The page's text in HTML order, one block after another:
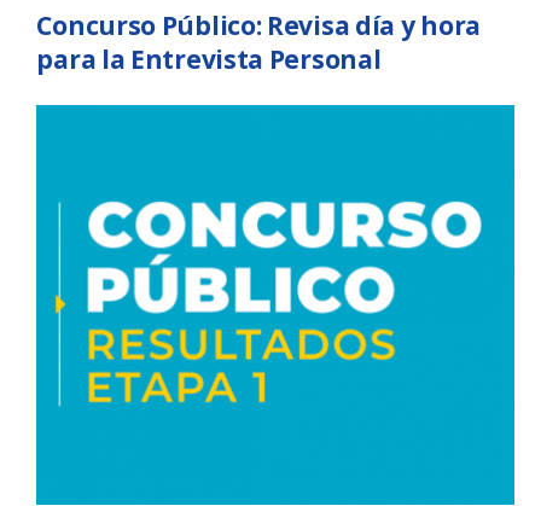
Concurso Público: Revisa día y hora
para la Entrevista Personal